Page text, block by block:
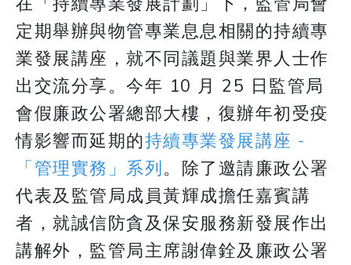
定期舉辦與物管專業息息相關的持續專
業發展講座，就不同議題與業界人士作
出交流分享。今年 10 月 25 日監管局
會假廉政公署總部大樓，復辦年初受疫
情影響而延期的持續專業發展講座 -
「管理實務」系列。除了邀請廉政公署
代表及監管局成員黃輝成擔任嘉賓講
者，就誠信防貪及保安服務新發展作出
講解外，監管局主席謝偉銓及廉政公署